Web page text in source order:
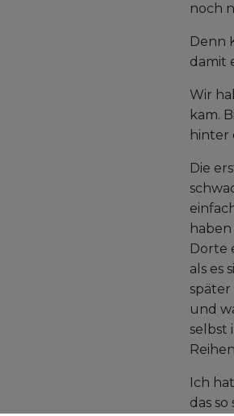
noch
Denn
damit
Wir
kam.
hinter
Die
Dorte
als es
später
und
selbst
Ich
das